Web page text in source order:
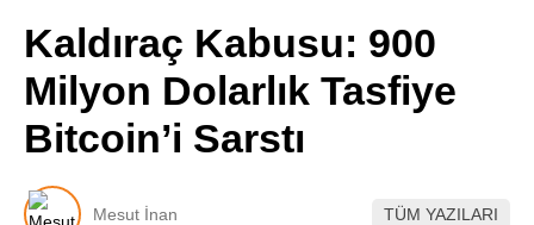
Youtube
TikTok
Kaldıraç Kabusu: 900
Milyon Dolarlık Tasfiye
Bitcoin’i Sarstı
Mesut İnan TÜM YAZILARI